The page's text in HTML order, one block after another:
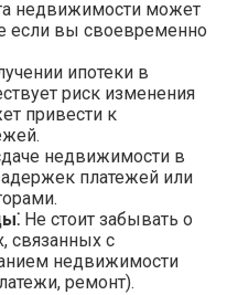
недвижимости может
если вы своевременно
ипотеки в
риск изменения
привести к
недвижимости в
платежей или
Не стоит забывать о
связанных с
недвижимости
ремонт).